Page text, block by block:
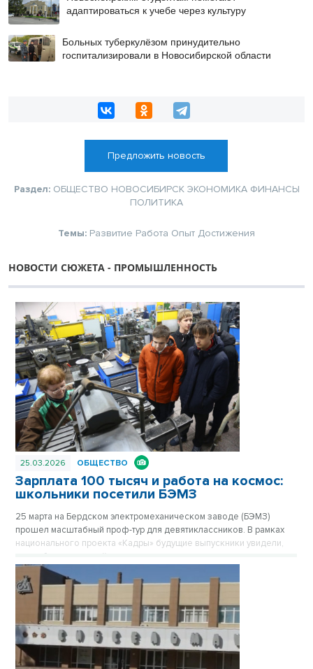
адаптироваться к учебе через культуру
Больных туберкулёзом принудительно
госпитализировали в Новосибирской области
Предложить новость
Раздел: ОБЩЕСТВО НОВОСИБИРСК ЭКОНОМИКА ФИНАНСЫ
ПОЛИТИКА
Темы: Развитие Работа Опыт Достижения
НОВОСТИ СЮЖЕТА - ПРОМЫШЛЕННОСТЬ
25.03.2026 ОБЩЕСТВО
Зарплата 100 тысяч и работа на космос:
школьники посетили БЭМЗ
25 марта на Бердском электромеханическом заводе (БЭМЗ)
прошел масштабный проф-тур для девятиклассников. В рамках
национального проекта «Кадры» будущие выпускники увидели,
как работает крупнейшее машиностроительное предприятие
региона, обеспечивающее в том числе российскую космонавтику
высокоточными приборами уже 67 лет.